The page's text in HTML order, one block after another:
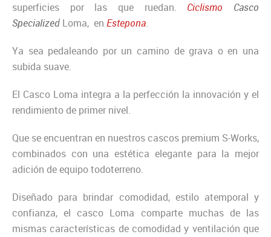
superficies por las que ruedan. Ciclismo
Casco
Specialized Loma, en Estepona.
Ya sea pedaleando por un camino de grava o en una
subida suave.
El Casco Loma integra a la perfección la innovación y el
rendimiento de primer nivel.
Que se encuentran en nuestros cascos premium S-Works,
combinados con una estética elegante para la mejor
adición de equipo todoterreno.
Diseñado para brindar comodidad, estilo atemporal y
confianza, el casco Loma comparte muchas de las
mismas características de comodidad y ventilación que